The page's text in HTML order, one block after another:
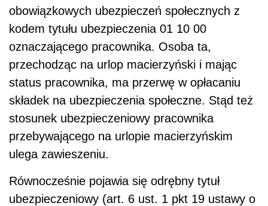
obowiązkowych ubezpieczeń społecznych z
kodem tytułu ubezpieczenia 01 10 00
oznaczającego pracownika. Osoba ta,
przechodząc na urlop macierzyński i mając
status pracownika, ma przerwę w opłacaniu
składek na ubezpieczenia społeczne. Stąd też
stosunek ubezpieczeniowy pracownika
przebywającego na urlopie macierzyńskim
ulega zawieszeniu.
Równocześnie pojawia się odrębny tytuł
ubezpieczeniowy (art. 6 ust. 1 pkt 19 ustawy o